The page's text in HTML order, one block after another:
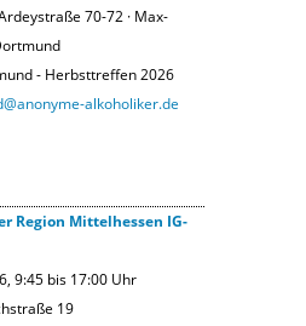
Ardeystraße 70-72 · Max-
- Herbsttreffen 2026
alkoholiker.de
Region Mittelhessen IG-
9:45 bis 17:00 Uhr
19